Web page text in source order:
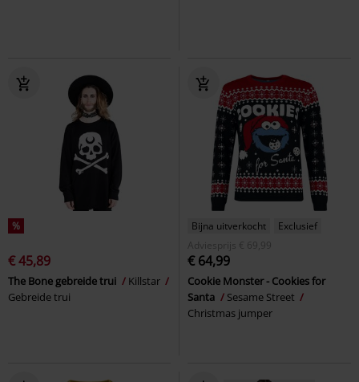
%
€ 45,89
The Bone gebreide trui
Killstar
Gebreide trui
Bijna uitverkocht
Exclusief
Adviesprijs
€ 69,99
€ 64,99
Cookie Monster - Cookies for
Santa
Sesame Street
Christmas jumper